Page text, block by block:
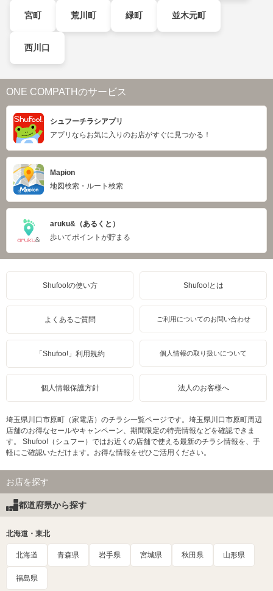
宮町 荒川町 緑町 並木元町
西川口
ONE COMPATHのサービス
シュフーチラシアプリ
アプリならお気に入りのお店がすぐに見つかる！
Mapion
地図検索・ルート検索
aruku&（あるくと）
歩いてポイントが貯まる
Shufoo!の使い方 Shufoo!とは
よくあるご質問 ご利用についてのお問い合わせ
「Shufoo!」利用規約 個人情報の取り扱いについて
個人情報保護方針 法人のお客様へ
埼玉県川口市原町（家電店）のチラシ一覧ページです。埼玉県川口市原町周辺
店舗のお得なセールやキャンペーン、期間限定の特売情報などを確認できま
す。 Shufoo!（シュフー）ではお近くの店舗で使える最新のチラシ情報を、手
軽にご確認いただけます。お得な情報をぜひご活用ください。
お店を探す
都道府県から探す
北海道・東北
北海道 青森県 岩手県 宮城県 秋田県 山形県
福島県